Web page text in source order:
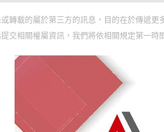
轉載的屬於第三方的訊息，目的在於傳遞
交相關權屬資訊，我們將依相關規定第一時